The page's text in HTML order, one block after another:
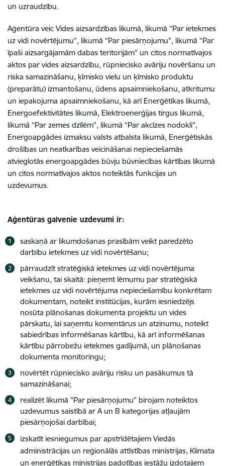
un uzraudzību.
Aģentūra veic Vides aizsardzības likumā, likumā “Par ietekmes
uz vidi novērtējumu”, likumā “Par piesārņojumu”, likumā “Par
īpaši aizsargājamām dabas teritorijām” un citos normatīvajos
aktos par vides aizsardzību, rūpniecisko avāriju novēršanu un
riska samazināšanu, ķīmisko vielu un ķīmisko produktu
(preparātu) izmantošanu, ūdens apsaimniekošanu, atkritumu
un iepakojuma apsaimniekošanu, kā arī Enerģētikas likumā,
Energoefektivitātes likumā, Elektroenerģijas tirgus likumā,
likumā “Par zemes dzīlēm”, likumā “Par akcīzes nodokli”,
Energoapgādes izmaksu valsts atbalsta likumā, Enerģētiskās
drošības un neatkarības veicināšanai nepieciešamās
atvieglotās energoapgādes būvju būvniecības kārtības likumā
un citos normatīvajos aktos noteiktās funkcijas un
uzdevumus.
Aģentūras galvenie uzdevumi ir:
saskaņā ar likumdošanas prasībām veikt paredzēto
darbību ietekmes uz vidi novērtēšanu;
pārraudzīt stratēģiskā ietekmes uz vidi novērtējuma
veikšanu, tai skaitā: pieņemt lēmumu par stratēģiskā
ietekmes uz vidi novērtējuma nepieciešamību konkrētam
dokumentam, noteikt institūcijas, kurām iesniedzējs
nosūta plānošanas dokumenta projektu un vides
pārskatu, lai saņemtu komentārus un atzinumu, noteikt
sabiedrības informēšanas kārtību, kā arī informēšanas
kārtību pārrobežu ietekmes gadījumā, un plānošanas
dokumenta monitoringu;
novērtēt rūpniecisko avāriju risku un pasākumus tā
samazināšanai;
realizēt likumā "Par piesārņojumu" birojam noteiktos
uzdevumus saistībā ar A un B kategorijas atļaujām
piesārņojošai darbībai;
izskatīt iesniegumus par apstrīdētajiem Viedās
administrācijas un reģionālās attīstības ministrijas, Klimata
un enerģētikas ministrijas padotības iestāžu izdotajiem